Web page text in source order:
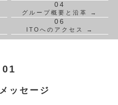
04
グループ概要と沿革 →
06
ITOへのアクセス →
01
ッセージ